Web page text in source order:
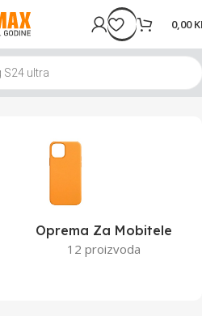
0,00
Oprema Za Mobitele
12 proizvoda